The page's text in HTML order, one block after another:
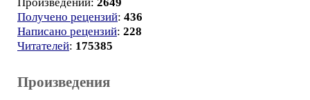
Получено рецензий: 436
Написано рецензий: 228
Читателей: 175385
Произведения